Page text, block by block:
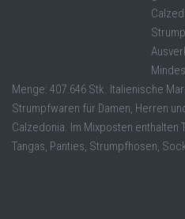
Menge: 407.646 Stk. Italienische
Strumpfwaren für Damen, Herren
Calzedonia. Im Mixposten enthalten
Tangas, Panties, Strumpfhosen,